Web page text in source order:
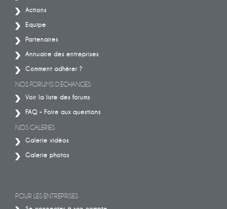
Actions
Equipe
Partenaires
Annuaire des entreprises
Comment adhérer ?
NOS FORUMS D’ÉCHANGES
Voir la liste des forums
FAQ – Foire aux questions
NOS GALERIES
Galerie vidéos
Galerie photos
POUR LES ENTREPRISES